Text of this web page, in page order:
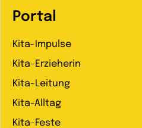
Portal
Kita-Impulse
Kita-Erzieherin
Kita-Leitung
Kita-Alltag
Kita-Feste